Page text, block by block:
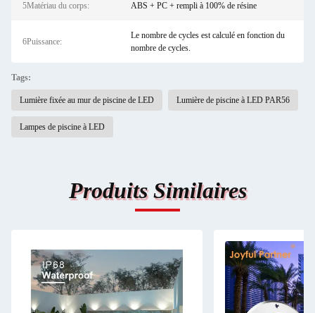
5Matériau du corps: ABS + PC + rempli à 100% de résine
6Puissance:
Le nombre de cycles est calculé en fonction du
nombre de cycles.
Tags:
Lumière fixée au mur de piscine de LED Lumière de piscine à LED PAR56
Lampes de piscine à LED
Produits Similaires